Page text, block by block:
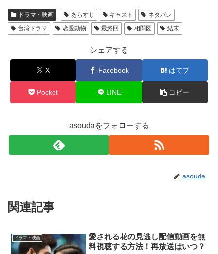
ドラマ・映画 あらすじ キャスト
ネタバレ
台湾ドラマ
恋愛動物 最終回 相関図 結末
シェアする
X Facebook はてブ
Pocket LINE コピー
asoudaをフォローする
asouda
関連記事
ドラマ・映画
愛される花の見逃し配信動画を無
料視聴する方法！再放送はいつ？